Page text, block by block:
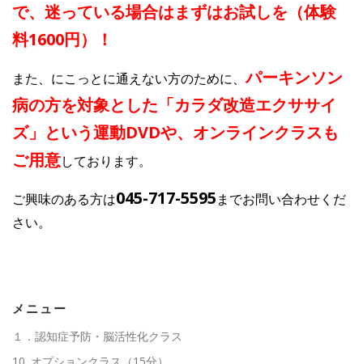
で、迷っている場合はまずはお試しを（体験
料1600円）！
また、にこっとに通えない方のために、パーキンソン
病の方を対象とした「カラダ改造エクササイ
ズ」という運動DVDや、オンラインクラスも
ご用意しております。
ご興味のある方は045-717-5595までお問い合わせくだ
さい。
メニュー
１．認知症予防・脳活性化クラス
10. オプションクラス（15分）